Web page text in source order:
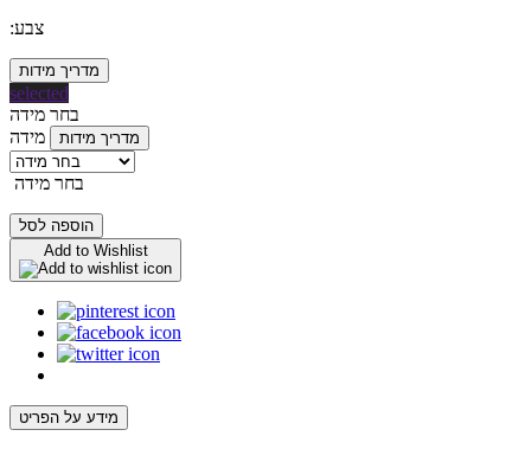
:צבע
מדריך מידות
selected
בחר מידה
מידה
מדריך מידות
בחר מידה
הוספה לסל
Add to Wishlist
מידע על הפריט